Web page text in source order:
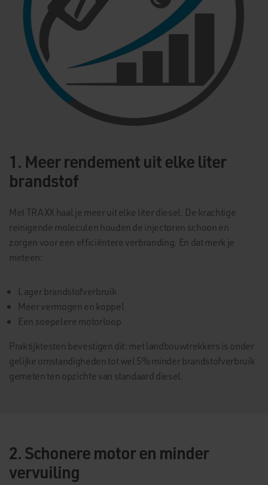
1. Meer rendement uit elke liter
brandstof
Met TRAXX haal je meer uit elke liter diesel. De krachtige
reinigende moleculen houden de injectoren schoon en
zorgen voor een efficiëntere verbranding. En dat merk je
meteen:
Lager brandstofverbruik
Meer vermogen en koppel
Een soepelere motorloop
Praktijktesten bevestigen dit: met landbouwtrekkers is onder
gelijke omstandigheden tot wel 5% minder brandstofverbruik
gemeten ten opzichte van standaard diesel.
2. Schonere motor en minder
vervuiling